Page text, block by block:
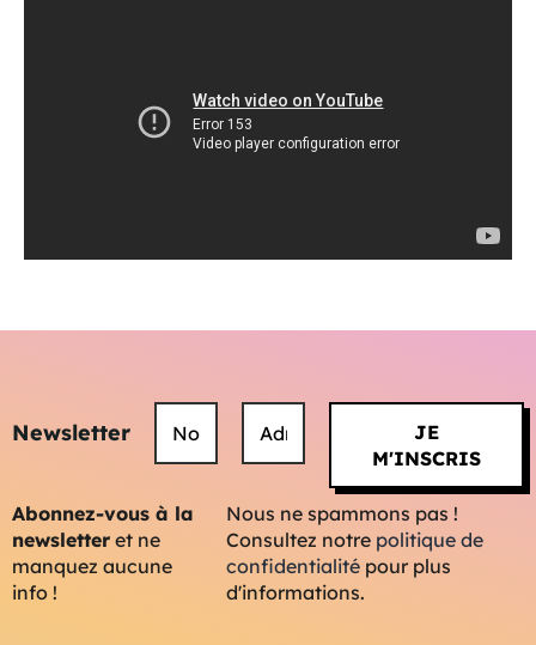
Newsletter
Abonnez-vous à la
newsletter et ne
manquez aucune
info !
Nous ne spammons pas !
Consultez notre politique de
confidentialitépour plus
d'informations.